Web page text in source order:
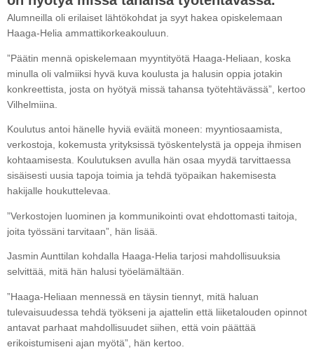
Alumneilla oli erilaiset lähtökohdat ja syyt hakea opiskelemaan
Haaga-Helia ammattikorkeakouluun.
”Päätin mennä opiskelemaan myyntityötä Haaga-Heliaan, koska
minulla oli valmiiksi hyvä kuva koulusta ja halusin oppia jotakin
konkreettista, josta on hyötyä missä tahansa työtehtävässä”, kertoo
Vilhelmiina.
Koulutus antoi hänelle hyviä eväitä moneen: myyntiosaamista,
verkostoja, kokemusta yrityksissä työskentelystä ja oppeja ihmisen
kohtaamisesta. Koulutuksen avulla hän osaa myydä tarvittaessa
sisäisesti uusia tapoja toimia ja tehdä työpaikan hakemisesta
hakijalle houkuttelevaa.
”Verkostojen luominen ja kommunikointi ovat ehdottomasti taitoja,
joita työssäni tarvitaan”, hän lisää.
Jasmin Aunttilan kohdalla Haaga-Helia tarjosi mahdollisuuksia
selvittää, mitä hän halusi työelämältään.
”Haaga-Heliaan mennessä en täysin tiennyt, mitä haluan
tulevaisuudessa tehdä työkseni ja ajattelin että liiketalouden opinnot
antavat parhaat mahdollisuudet siihen, että voin päättää
erikoistumiseni ajan myötä”, hän kertoo.